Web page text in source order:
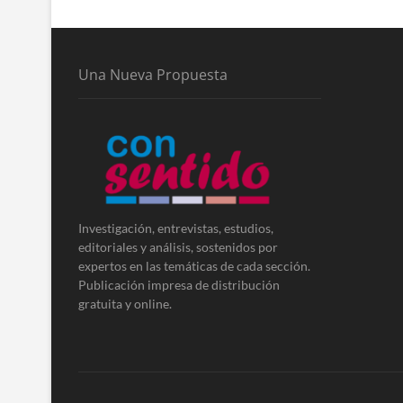
Una Nueva Propuesta
Investigación, entrevistas, estudios,
editoriales y análisis, sostenidos por
expertos en las temáticas de cada sección.
Publicación impresa de distribución
gratuita y online.